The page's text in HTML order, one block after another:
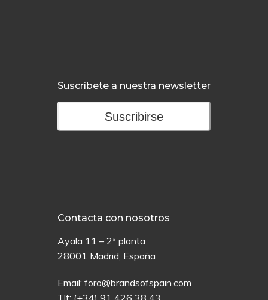
Suscríbete a nuestra newsletter
Suscribirse
Contacta con nosotros
Ayala 11 – 2ª planta
28001 Madrid, España
Email: foro@brandsofspain.com
Tlf: (+34) 91 426 38 43